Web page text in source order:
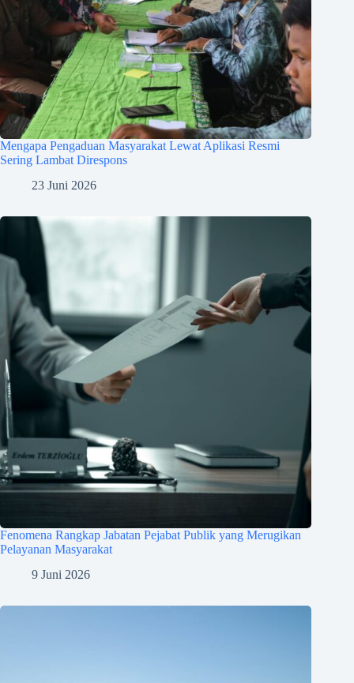
Mengapa Pengaduan Masyarakat Lewat Aplikasi Resmi
Sering Lambat Direspons
23 Juni 2026
Fenomena Rangkap Jabatan Pejabat Publik yang Merugikan
Pelayanan Masyarakat
9 Juni 2026